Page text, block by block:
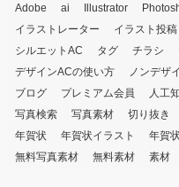
Adobe ai Illustrator
イラストレーター
イラスト投稿
シルエットAC
タグ チラシ
デザインACの使い方
ノンデザ
ブログ
プレミアム会員 人工
写真検索
写真素材 切り抜き
年賀状
年賀状イラスト 年賀
無料写真素材
無料素材 素材